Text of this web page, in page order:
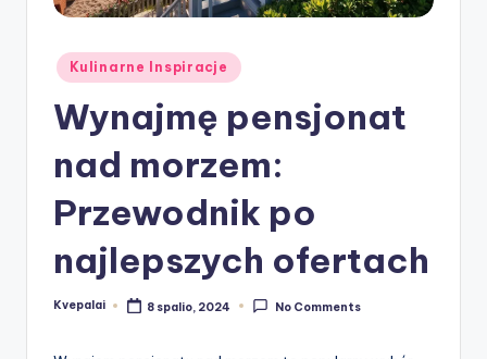
Posted
in
Kulinarne Inspiracje
Wynajmę pensjonat
nad morzem:
Przewodnik po
najlepszych ofertach
Posted
Kvepalai 8 spalio, 2024 No Comments